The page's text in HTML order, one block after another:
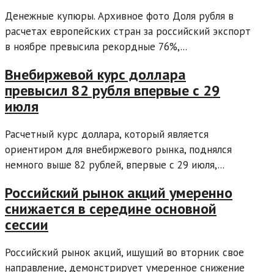
Денежные купюры. Архивное фото Доля рубля в
расчетах европейских стран за российский экспорт
в ноябре превысила рекордные 76%,...
Внебиржевой курс доллара
превысил 82 рубля впервые с 29
июля
Расчетный курс доллара, который является
ориентиром для внебиржевого рынка, поднялся
немного выше 82 рублей, впервые с 29 июля,...
Российский рынок акций умеренно
снижается в середине основной
сессии
Российский рынок акций, ищущий во вторник свое
направление, демонстрирует умеренное снижение